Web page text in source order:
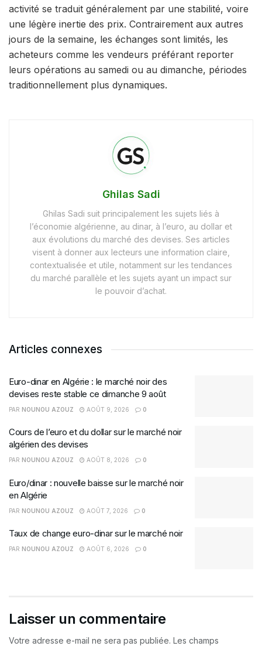
activité se traduit généralement par une stabilité, voire
une légère inertie des prix. Contrairement aux autres
jours de la semaine, les échanges sont limités, les
acheteurs comme les vendeurs préférant reporter
leurs opérations au samedi ou au dimanche, périodes
traditionnellement plus dynamiques.
Ghilas Sadi
Ghilas Sadi suit principalement les sujets liés à
l’économie algérienne, au dinar, à l’euro, au dollar et
aux évolutions du marché des devises. Ses articles
visent à donner aux lecteurs une information claire,
contextualisée et utile, notamment sur les tendances
du marché parallèle et les sujets ayant un impact sur
le pouvoir d’achat.
Articles connexes
Euro-dinar en Algérie : le marché noir des
devises reste stable ce dimanche 9 août
PAR NOUNOU AZOUZ AOÛT 9, 2026 0
Cours de l’euro et du dollar sur le marché noir
algérien des devises
PAR NOUNOU AZOUZ AOÛT 8, 2026 0
Euro/dinar : nouvelle baisse sur le marché noir
en Algérie
PAR NOUNOU AZOUZ AOÛT 7, 2026 0
Taux de change euro-dinar sur le marché noir
PAR NOUNOU AZOUZ AOÛT 6, 2026 0
Laisser un commentaire
Votre adresse e-mail ne sera pas publiée. Les champs